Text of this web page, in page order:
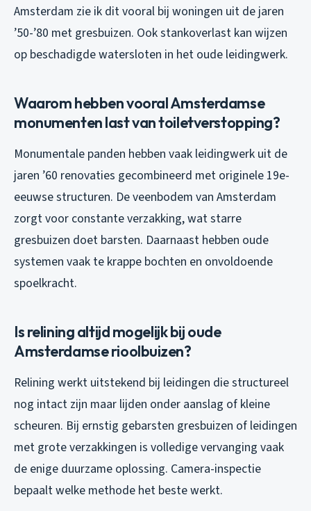
Amsterdam zie ik dit vooral bij woningen uit de jaren
’50-’80 met gresbuizen. Ook stankoverlast kan wijzen
op beschadigde watersloten in het oude leidingwerk.
Waarom hebben vooral Amsterdamse
monumenten last van toiletverstopping?
Monumentale panden hebben vaak leidingwerk uit de
jaren ’60 renovaties gecombineerd met originele 19e-
eeuwse structuren. De veenbodem van Amsterdam
zorgt voor constante verzakking, wat starre
gresbuizen doet barsten. Daarnaast hebben oude
systemen vaak te krappe bochten en onvoldoende
spoelkracht.
Is relining altijd mogelijk bij oude
Amsterdamse rioolbuizen?
Relining werkt uitstekend bij leidingen die structureel
nog intact zijn maar lijden onder aanslag of kleine
scheuren. Bij ernstig gebarsten gresbuizen of leidingen
met grote verzakkingen is volledige vervanging vaak
de enige duurzame oplossing. Camera-inspectie
bepaalt welke methode het beste werkt.